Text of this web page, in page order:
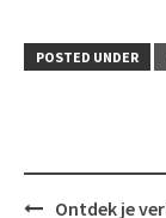
POSTED UNDER
PostOntdek je